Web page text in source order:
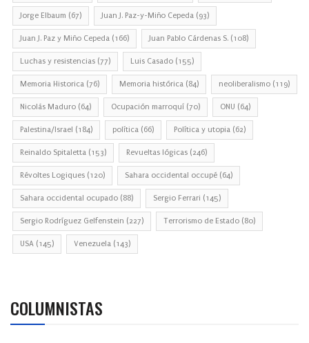
Jorge Elbaum (67) Juan J. Paz-y-Miño Cepeda (93)
Juan J. Paz y Miño Cepeda (166) Juan Pablo Cárdenas S. (108)
Luchas y resistencias (77) Luis Casado (155)
Memoria Historica (76) Memoria histórica (84) neoliberalismo (119)
Nicolás Maduro (64) Ocupación marroquí (70) ONU (64)
Palestina/Israel (184) política (66) Política y utopia (62)
Reinaldo Spitaletta (153) Revueltas lógicas (246)
Révoltes Logiques (120) Sahara occidental occupé (64)
Sahara occidental ocupado (88) Sergio Ferrari (145)
Sergio Rodríguez Gelfenstein (227) Terrorismo de Estado (80)
USA (145) Venezuela (143)
COLUMNISTAS